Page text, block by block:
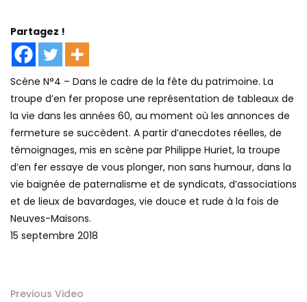
Partagez !
Scène N°4 – Dans le cadre de la fête du patrimoine. La
troupe d’en fer propose une représentation de tableaux de
la vie dans les années 60, au moment où les annonces de
fermeture se succèdent. A partir d’anecdotes réelles, de
témoignages, mis en scène par Philippe Huriet, la troupe
d’en fer essaye de vous plonger, non sans humour, dans la
vie baignée de paternalisme et de syndicats, d’associations
et de lieux de bavardages, vie douce et rude à la fois de
Neuves-Maisons.
15 septembre 2018
Previous Video